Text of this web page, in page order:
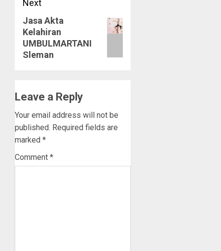
Next
Next
post:
Jasa Akta
Kelahiran
UMBULMARTANI
Sleman
Leave a Reply
Your email address will not be
published. Required fields are
marked *
Comment *